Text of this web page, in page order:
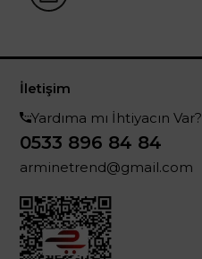
İletişim
Yardıma mı İhtiyacın Var?
0533 896 84 84
arminetrend@gmail.com